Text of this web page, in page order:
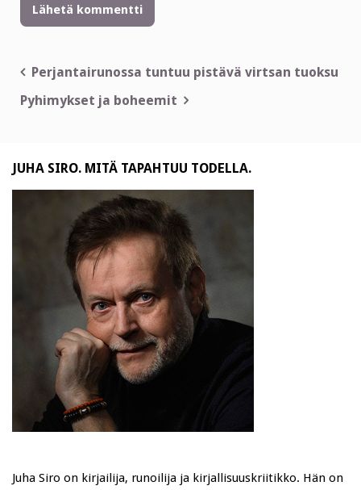
Artikkelien
selaus
Perjantairunossa tuntuu pistävä virtsan tuoksu
Pyhimykset ja boheemit
JUHA SIRO. MITÄ TAPAHTUU TODELLA.
Juha Siro on kirjailija, runoilija ja kirjallisuuskriitikko. Hän on